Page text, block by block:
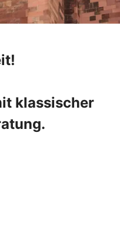
klassischer